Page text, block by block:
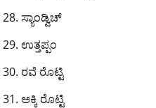
ಸ್ಯಾಂಡ್ವಿಚ್
ಉತ್ತಪ್ಪಂ
ರವೆ ರೊಟ್ಟಿ
ಅಕ್ಕಿ ರೊಟ್ಟಿ